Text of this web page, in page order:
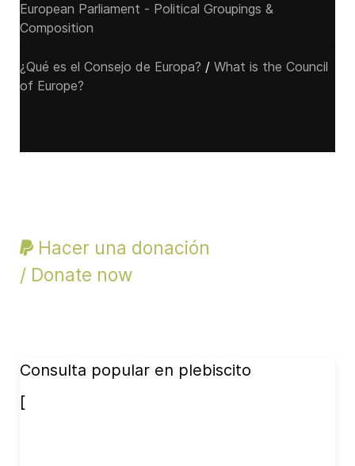
European Parliament - Political Groupings &
Composition
¿Qué es el Consejo de Europa? / What is the Council
of Europe?
Hacer una donación
/ Donate now
Consulta popular en plebiscito
[